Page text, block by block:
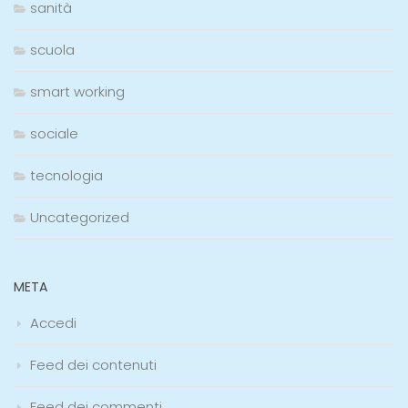
sanità
scuola
smart working
sociale
tecnologia
Uncategorized
META
Accedi
Feed dei contenuti